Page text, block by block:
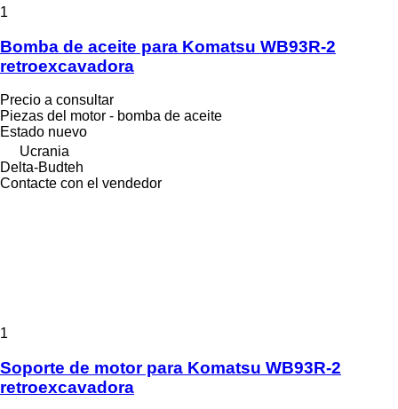
1
Bomba de aceite para Komatsu WB93R-2
retroexcavadora
Precio a consultar
Piezas del motor - bomba de aceite
Estado nuevo
Ucrania
Delta-Budteh
Contacte con el vendedor
1
Soporte de motor para Komatsu WB93R-2
retroexcavadora